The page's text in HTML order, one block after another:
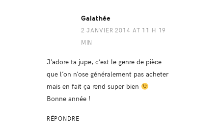
Galathée
2 JANVIER 2014 AT 11 H 19
MIN
J’adore ta jupe, c’est le genre de pièce
que l’on n’ose généralement pas acheter
mais en fait ça rend super bien
Bonne année !
RÉPONDRE